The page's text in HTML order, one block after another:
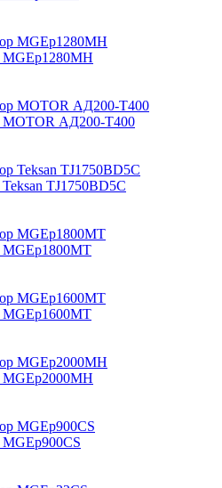
MGEp1280MH
MOTOR АД200-Т400
TJ1750BD5C
MGEp1800MT
MGEp1600MT
MGEp2000MH